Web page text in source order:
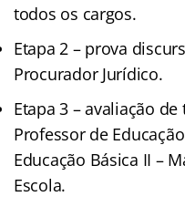
todos os cargos.
Etapa 2 – prova
Procurador Jurídico.
Etapa 3 – avaliação
Professor de
Educação Básica II –
Escola.